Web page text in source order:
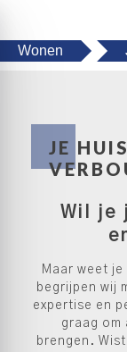
Wonen
JE
Wil je
Maar weet
begrijpen wij
expertise en
graag om
brengen.